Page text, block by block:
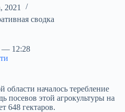
2021
сводка
— 12:28
началось теребление
посевов этой агрокультуры на
648 гектаров.